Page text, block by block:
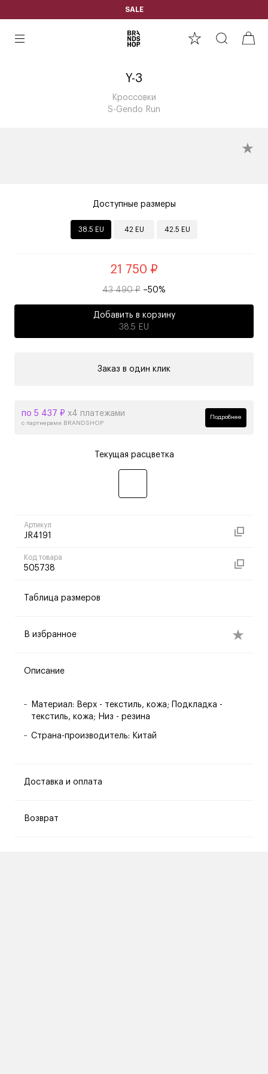
SALE
Y-3
Кроссовки
S-Gendo Run
Доступные размеры
38.5 EU 42 EU 42.5 EU
21 750 ₽
43 490 ₽ –50%
Добавить в корзину
38.5 EU
Заказ в один клик
по 5 437 ₽ х4 платежами
с партнерами BRANDSHOP
Подробнее
Текущая расцветка
Артикул
JR4191
Код товара
505738
Таблица размеров
В избранное
Описание
Материал: Верх - текстиль, кожа; Подкладка -
текстиль, кожа; Низ - резина
Страна-производитель: Китай
Доставка и оплата
Возврат